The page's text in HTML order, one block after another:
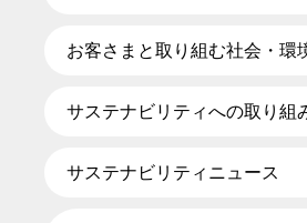
お客さまと取り組む社会・環
サステナビリティへの取り組
サステナビリティニュース